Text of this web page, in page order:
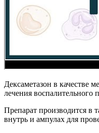
Дексаметазон в качестве
лечения воспалительного
Препарат производится в
внутрь и ампулах для